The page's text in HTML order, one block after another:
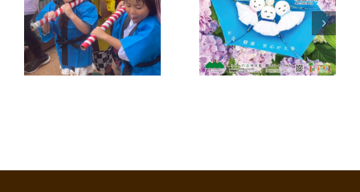
【広報誌】ワイ
ヤーさが2026
年7月号に掲載
しました
【広報誌】ワイ
ヤーさが2026
年6月号に掲載
しました